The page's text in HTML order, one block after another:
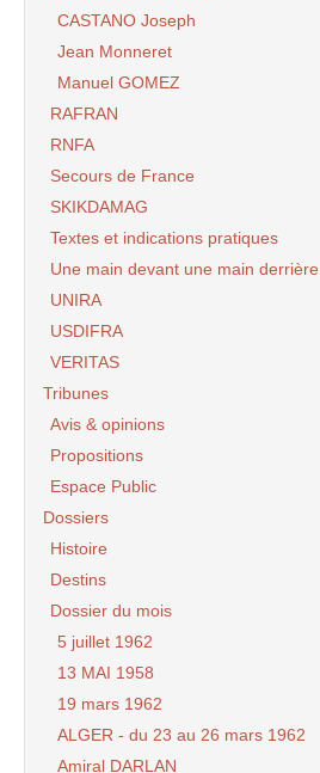
CASTANO Joseph
Jean Monneret
Manuel GOMEZ
RAFRAN
RNFA
Secours de France
SKIKDAMAG
Textes et indications pratiques
Une main devant une main derrière..
UNIRA
USDIFRA
VERITAS
Tribunes
Avis & opinions
Propositions
Espace Public
Dossiers
Histoire
Destins
Dossier du mois
5 juillet 1962
13 MAI 1958
19 mars 1962
ALGER - du 23 au 26 mars 1962
Amiral DARLAN